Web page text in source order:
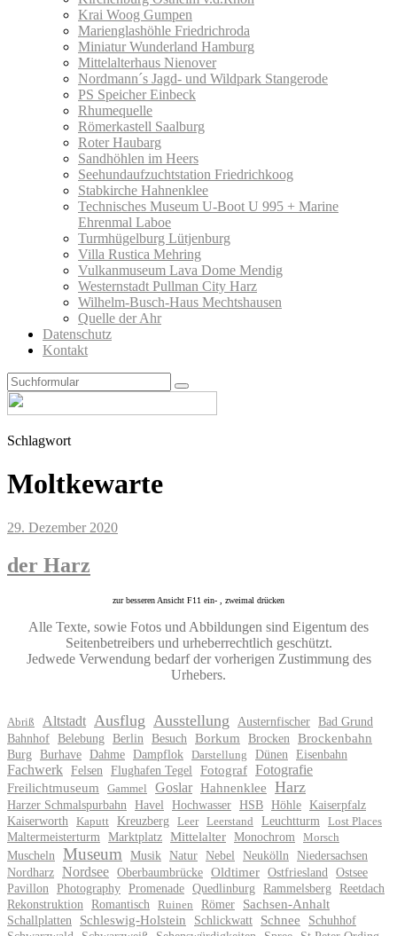
Krai Woog Gumpen
Marienglashöhle Friedrichroda
Miniatur Wunderland Hamburg
Mittelalterhaus Nienover
Nordmann´s Jagd- und Wildpark Stangerode
PS Speicher Einbeck
Rhumequelle
Römerkastell Saalburg
Roter Haubarg
Sandhöhlen im Heers
Seehundaufzuchtstation Friedrichkoog
Stabkirche Hahnenklee
Technisches Museum U-Boot U 995 + Marine
Ehrenmal Laboe
Turmhügelburg Lütjenburg
Villa Rustica Mehring
Vulkanmuseum Lava Dome Mendig
Westernstadt Pullman City Harz
Wilhelm-Busch-Haus Mechtshausen
Quelle der Ahr
Datenschutz
Kontakt
Search
Schlagwort
Moltkewarte
29. Dezember 2020
der Harz
zur besseren Ansicht F11 ein- , zweimal drücken
Alle Texte, sowie Fotos und Abbildungen sind Eigentum des
Seitenbetreibers und urheberrechtlich geschützt.
Jedwede Verwendung bedarf der vorherigen Zustimmung des
Urhebers.
Abriß Altstadt Ausflug Ausstellung Austernfischer Bad Grund
Bahnhof Belebung Berlin Besuch Borkum Brocken
Brockenbahn
Burg
Burhave Dahme Dampflok Darstellung Dünen Eisenbahn
Fachwerk Felsen Flughafen Tegel Fotograf Fotografie
Freilichtmuseum Gammel Goslar Hahnenklee Harz
Harzer Schmalspurbahn Havel Hochwasser HSB Höhle Kaiserpfalz
Kaiserworth
Kaputt Kreuzberg Leer Leerstand Leuchtturm Lost Places
Maltermeisterturm Marktplatz Mittelalter Monochrom Morsch
Muscheln Museum Musik Natur Nebel Neukölln
Niedersachsen
Nordharz Nordsee Oberbaumbrücke Oldtimer Ostfriesland
Ostsee
Pavillon
Photography Promenade Quedlinburg Rammelsberg
Reetdach
Rekonstruktion
Romantisch Ruinen Römer
Sachsen-Anhalt
Schallplatten
Schleswig-Holstein Schlickwatt Schnee
Schuhhof